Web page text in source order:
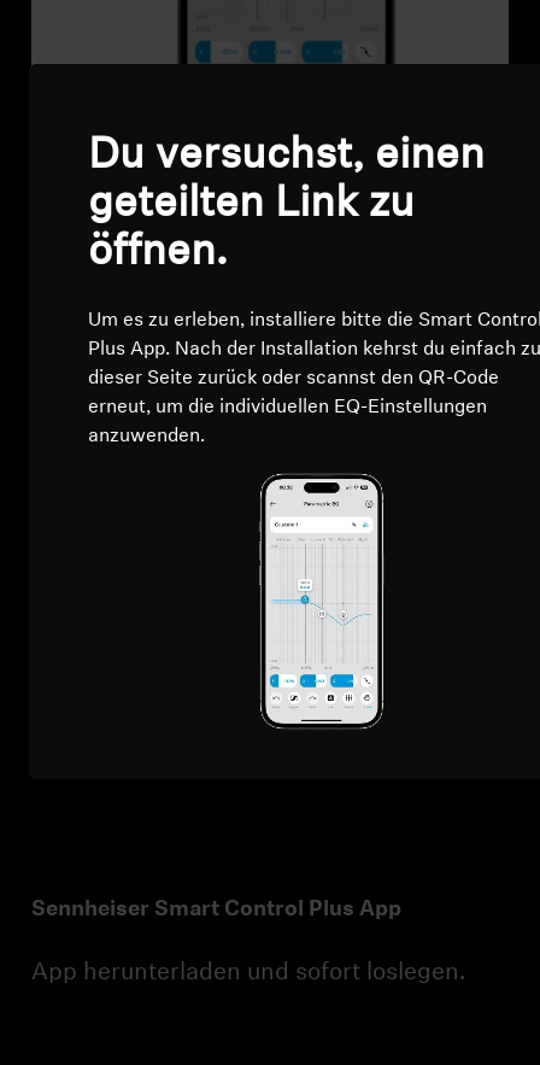
Hoppla, das hat nicht geklappt.
öffnen.
Um die geteilte EQ-Voreinstellung anzuzeigen und zu
installieren, benötigst du die Smart Control Plus App.
Öffne nach der Installation der App einfach den Link
individuelle Klangabstimmung deines Freundes zu
„Teilbare QR-Codes" sind auch für den M4, ACC und
alle anderen Smart Control Plus Produkte verfügbar.
Beachte, dass das Teilen nur zwischen identischen
Voreinstellung für den HDB 630 funktioniert nicht am
M4 Wireless oder MTW 4. Du kannst sie aber für
Sennheiser Smart Control Plus App
App herunterladen und sofort loslegen.
Du versuchst, einen
geteilten Link zu
öffnen.
Um es zu erleben, installiere bitte die Smart
Plus App. Nach der Installation kehrst du einfach zu
dieser Seite zurück oder scannst den QR-Code
erneut, um die individuellen EQ-Einstellungen
anzuwenden.
Anmeldung erforderlich